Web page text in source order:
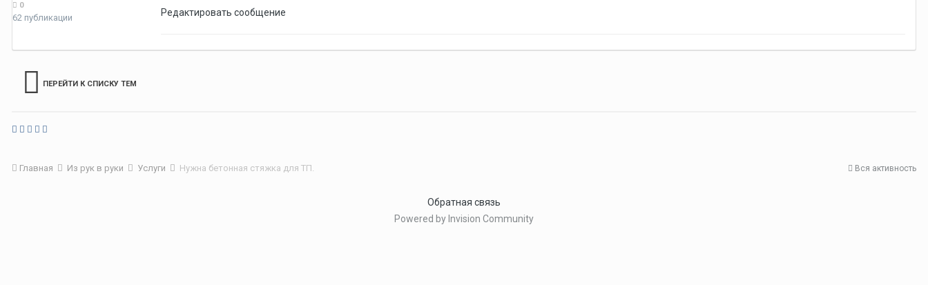
0
62 публикации Редактировать сообщение
ПЕРЕЙТИ К СПИСКУ ТЕМ
Вся активность
Главная Из рук в руки Услуги Нужна бетонная стяжка для ТП.
Обратная связь
Powered by Invision Community